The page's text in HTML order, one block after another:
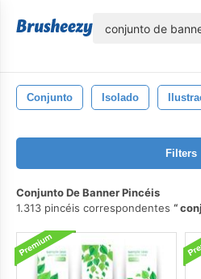
Conjunto Isolado
Filters
Conjunto De Banner Pincéis
1.313 pincéis correspondentes